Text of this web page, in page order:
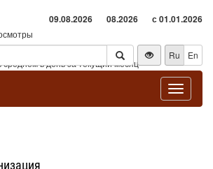
09.08.2026 08.2026 с 01.01.2026
среднем в день за текущий месяц
Ru En
Toggle